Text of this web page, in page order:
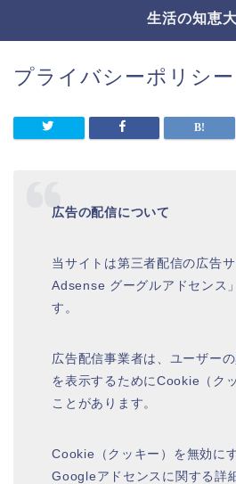
生活の知恵
プライバシーポリシー
広告の配信について
当サイトは第三者配信の広告
Adsense グーグルアドセンス
す。
広告配信事業者は、ユーザー
を表示するためにCookie（ク
ことがあります。
Cookie（クッキー）を無効に
Googleアドセンスに関する詳